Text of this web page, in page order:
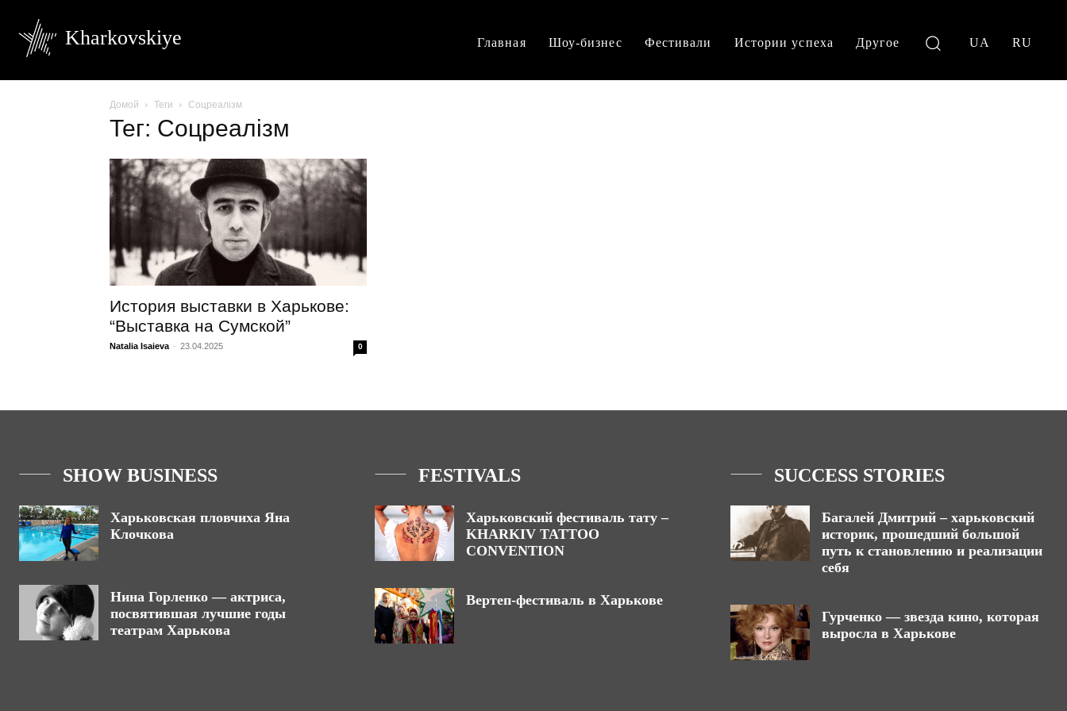
Kharkovskiye Главная Шоу-бизнес Фестивали Истории успеха Другое UA RU
Домой Теги Соцреалізм
Тег: Соцреалізм
История выставки в Харькове:
“Выставка на Сумской”
Natalia Isaieva - 23.04.2025 0
SHOW BUSINESS
Харьковская пловчиха Яна
Клочкова
Нина Горленко — актриса,
посвятившая лучшие годы
театрам Харькова
FESTIVALS
Харьковский фестиваль тату –
KHARKIV TATTOO
CONVENTION
Вертеп-фестиваль в Харькове
SUCCESS STORIES
Багалей Дмитрий – харьковский
историк, прошедший большой
путь к становлению и реализации
себя
Гурченко — звезда кино, которая
выросла в Харькове